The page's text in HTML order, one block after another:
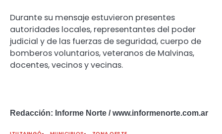
Durante su mensaje estuvieron presentes
autoridades locales, representantes del poder
judicial y de las fuerzas de seguridad, cuerpo de
bomberos voluntarios, veteranos de Malvinas,
docentes, vecinos y vecinas.
Redacción: Informe Norte / www.informenorte.com.ar